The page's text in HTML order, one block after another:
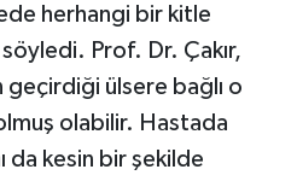
herhangi bir kitle
Prof. Dr. Çakır,
geçirdiği ülsere bağlı o
olabilir. Hastada
da kesin bir şekilde